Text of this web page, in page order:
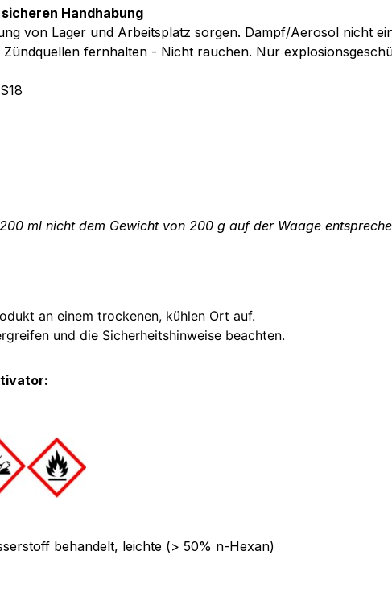
Handhabung
von Lager und Arbeitsplatz sorgen. Dampf/Aerosol nicht
Zündquellen fernhalten - Nicht rauchen. Nur
ml nicht dem Gewicht von 200 g auf der Waage
an einem trockenen, kühlen Ort auf.
und die Sicherheitshinweise beachten.
behandelt, leichte (> 50% n-Hexan)